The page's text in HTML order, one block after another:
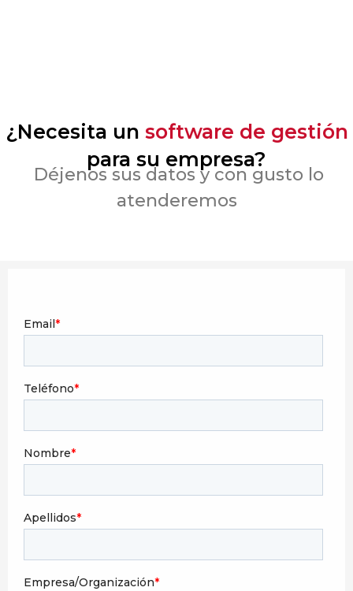
¿Necesita un software de gestión
para su empresa?
Déjenos sus datos y con gusto lo
atenderemos